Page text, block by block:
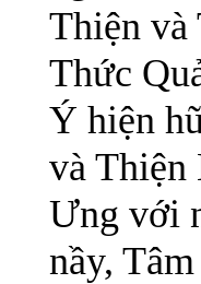
Thiện và
Thức
Ý hiện
và Thiện
Ưng với
nầy,